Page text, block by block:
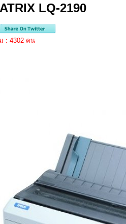
LQ-2190
: 4302 คน